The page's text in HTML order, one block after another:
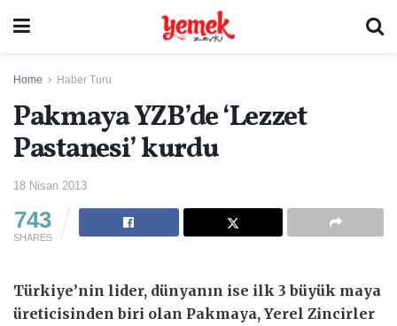
Home Haber Turu
Pakmaya YZB’de ‘Lezzet
Pastanesi’ kurdu
18 Nisan 2013
743
SHARES
Türkiye’nin lider, dünyanın ise ilk 3 büyük maya
üreticisinden biri olan Pakmaya, Yerel Zincirler